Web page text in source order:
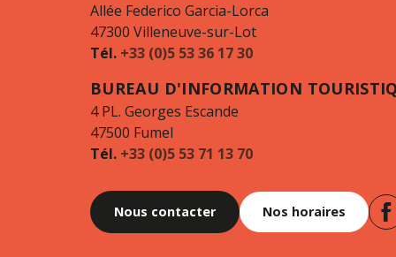
Allée Federico Garcia-Lorca
47300 Villeneuve-sur-Lot
Tél. +33 (0)5 53 36 17 30
BUREAU D'INFORMATION
4 PL. Georges Escande
47500 Fumel
Tél. +33 (0)5 53 71 13 70
Nous contacter Nos horaires